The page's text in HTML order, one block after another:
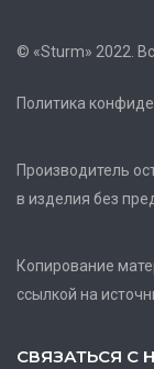
© «Sturm» 2022.
Политика
Производитель
в изделия без
Копирование
ссылкой на
СВЯЗАТЬСЯ С